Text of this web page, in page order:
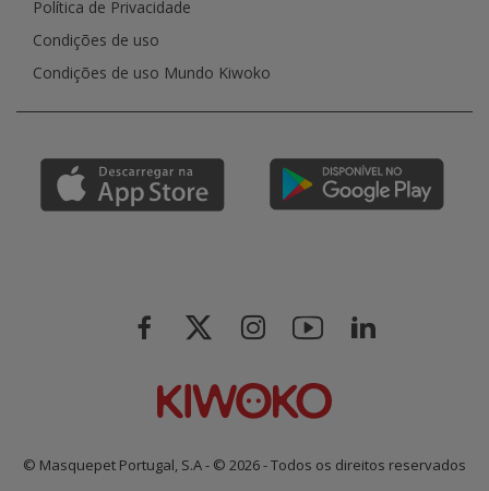
Política de Privacidade
Condições de uso
Condições de uso Mundo Kiwoko
© Masquepet Portugal, S.A - © 2026 - Todos os direitos reservados